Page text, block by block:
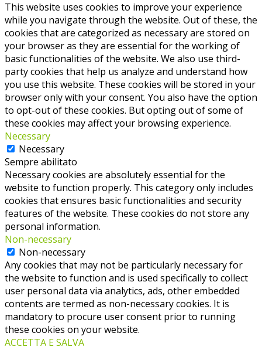
This website uses cookies to improve your experience
while you navigate through the website. Out of these, the
cookies that are categorized as necessary are stored on
your browser as they are essential for the working of
basic functionalities of the website. We also use third-
party cookies that help us analyze and understand how
you use this website. These cookies will be stored in your
browser only with your consent. You also have the option
to opt-out of these cookies. But opting out of some of
these cookies may affect your browsing experience.
Necessary
Necessary
Sempre abilitato
Necessary cookies are absolutely essential for the
website to function properly. This category only includes
cookies that ensures basic functionalities and security
features of the website. These cookies do not store any
personal information.
Non-necessary
Non-necessary
Any cookies that may not be particularly necessary for
the website to function and is used specifically to collect
user personal data via analytics, ads, other embedded
contents are termed as non-necessary cookies. It is
mandatory to procure user consent prior to running
these cookies on your website.
ACCETTA E SALVA